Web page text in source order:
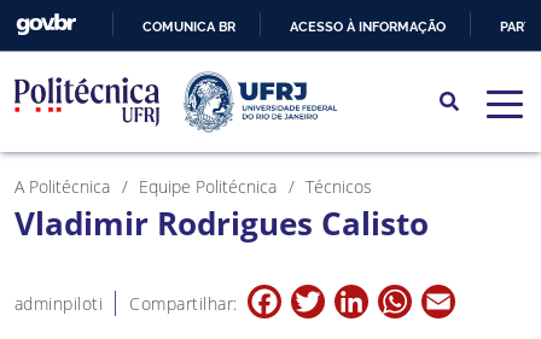
PARA
O
CONTEÚDO
COMUNICA BR ACESSO À INFORMAÇÃO
A Politécnica Equipe Politécnica Técnicos
Vladimir Rodrigues Calisto
adminpiloti Compartilhar: Facebook
TwitterLinkedInWhatsApp
Email